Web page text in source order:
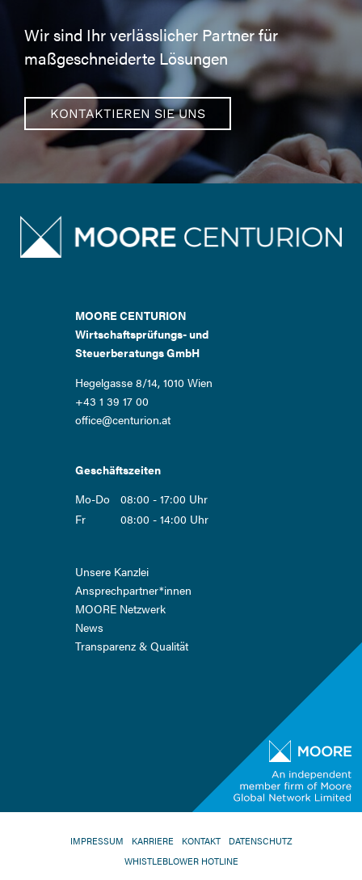
Wir sind Ihr verlässlicher Partner für
maßgeschneiderte Lösungen
KONTAKTIEREN SIE UNS
MOORE CENTURION
Wirtschaftsprüfungs- und
Steuerberatungs GmbH
Hegelgasse 8/14, 1010 Wien
+43 1 39 17 00
office@centurion.at
Geschäftszeiten
Mo-Do
08:00 - 17:00 Uhr
Fr
08:00 - 14:00 Uhr
Navigation
überspringen
Unsere Kanzlei
Ansprech­partner*innen
MOORE Netzwerk
News
Transparenz & Qualität
NAVIGATION
ÜBERSPRINGEN
IMPRESSUM KARRIERE KONTAKT
DATENSCHUTZ
WHISTLEBLOWER HOTLINE